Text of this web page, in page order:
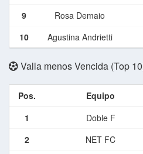
9
Rosa Demaio
10
Agustina Andrietti
Valla menos Vencida (Top
Pos. Equipo
1
Doble F
2
NET FC